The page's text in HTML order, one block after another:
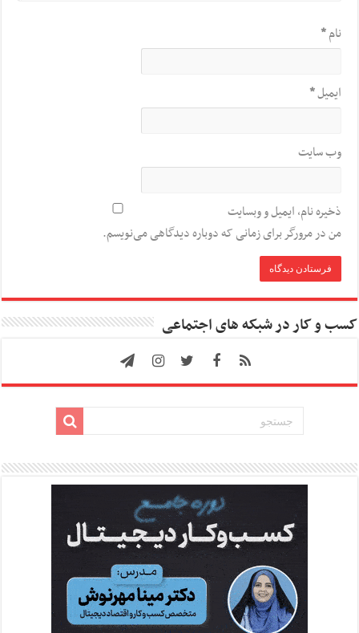
نام*
ایمیل*
وب‌ سایت
ذخیره نام، ایمیل و وبسایت
من در مرورگر برای زمانی که دوباره دیدگاهی می‌نویسم.
کسب و کار در شبکه های اجتماعی